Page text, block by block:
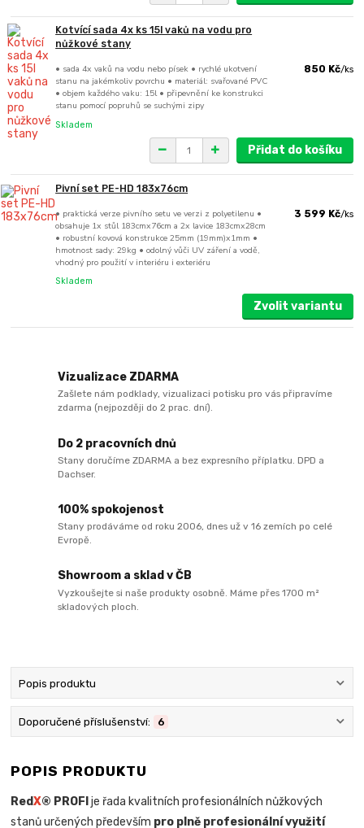
Kotvící sada 4x ks 15l vaků na vodu pro
nůžkové stany
• sada 4x vaků na vodu nebo písek • rychlé ukotvení
stanu na jakémkoliv povrchu • materiál: svařované PVC
• objem každého vaku: 15l • připevnění ke konstrukci
stanu pomocí popruhů se suchými zipy
850 Kč/ks
Skladem
Přidat do košíku
Pivní set PE-HD 183x76cm
• praktická verze pivního setu ve verzi z polyetilenu •
obsahuje 1x stůl 183cmx76cm a 2x lavice 183cmx28cm
• robustní kovová konstrukce 25mm (19mm)x1mm •
hmotnost sady: 29kg • odolný vůči UV záření a vodě,
vhodný pro použití v interiéru i exteriéru
3 599 Kč/ks
Skladem
Zvolit variantu
Vizualizace ZDARMA
Zašlete nám podklady, vizualizaci potisku pro vás připravíme
zdarma (nejpozději do 2 prac. dní).
Do 2 pracovních dnů
Stany doručíme ZDARMA a bez expresního příplatku. DPD a
Dachser.
100% spokojenost
Stany prodáváme od roku 2006, dnes už v 16 zemích po celé
Evropě.
Showroom a sklad v ČB
Vyzkoušejte si naše produkty osobně. Máme přes 1700 m²
skladových ploch.
Popis produktu
Doporučené příslušenství: 6
POPIS PRODUKTU
RedX® PROFI je řada kvalitních profesionálních nůžkových
stanů určených především pro plně profesionální využití